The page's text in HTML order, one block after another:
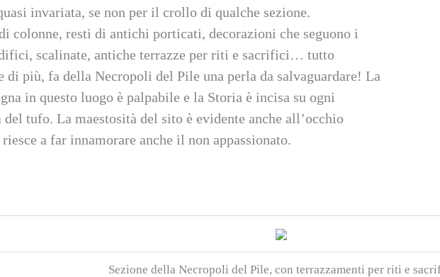
invariata, se non per il crollo di qualche sezione.
colonne, resti di antichi porticati, decorazioni che seguono i
scalinate, antiche terrazze per riti e sacrifici… tutto
di più, fa della Necropoli del Pile una perla da salvaguardare! La
in questo luogo è palpabile e la Storia è incisa su ogni
del tufo. La maestosità del sito è evidente anche all’occhio
a far innamorare anche il non appassionato.
Sezione della Necropoli del Pile, con terrazzamenti per riti e